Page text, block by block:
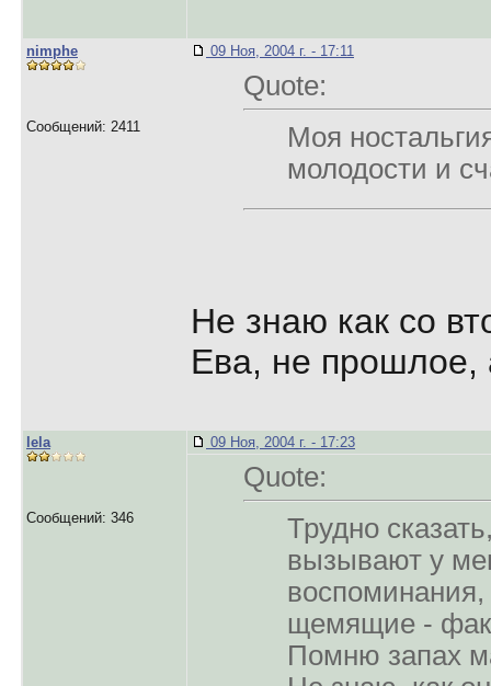
nimphe
Сообщений: 2411
09 Ноя, 2004 г. - 17:11
Quote:
Моя
молодости и
Не знаю как со
Ева, не
lela
Сообщений: 346
09 Ноя, 2004 г. - 17:23
Quote:
Трудно
вызывают у
воспоминания,
щемящие -
Помню запах